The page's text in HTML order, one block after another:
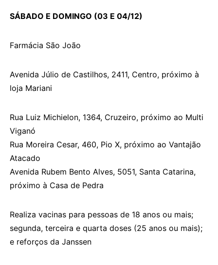
SÁBADO E DOMINGO (03 E 04/12)
Farmácia São João
Avenida Júlio de Castilhos, 2411, Centro, próximo à
loja Mariani
Rua Luiz Michielon, 1364, Cruzeiro, próximo ao Multi
Viganó
Rua Moreira Cesar, 460, Pio X, próximo ao Vantajão
Atacado
Avenida Rubem Bento Alves, 5051, Santa Catarina,
próximo à Casa de Pedra
Realiza vacinas para pessoas de 18 anos ou mais;
segunda, terceira e quarta doses (25 anos ou mais);
e reforços da Janssen